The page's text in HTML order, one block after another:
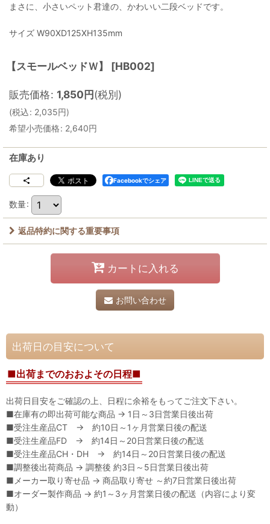
まさに、小さいペット君達の、かわいい二段ベッドです。
サイズ W90XD125XH135mm
【スモールベッドＷ】 [HB002]
販売価格: 1,850円(税別)
(税込: 2,035円)
希望小売価格: 2,640円
在庫あり
Facebookでシェア
数量:
返品特約に関する重要事項
カートに入れる
お問い合わせ
出荷日の目安について
■出荷までのおおよその日程■
出荷日目安をご確認の上、日程に余裕をもってご注文下さい。
■在庫有の即出荷可能な商品 → 1日～3日営業日後出荷
■受注生産品CT → 約10日～1ヶ月営業日後の配送
■受注生産品FD → 約14日～20日営業日後の配送
■受注生産品CH・DH → 約14日～20日営業日後の配送
■調整後出荷商品 → 調整後 約3日～5日営業日後出荷
■メーカー取り寄せ品 → 商品取り寄せ ～約7日営業日後出荷
■オーダー製作商品 → 約1～3ヶ月営業日後の配送（内容により変
動）